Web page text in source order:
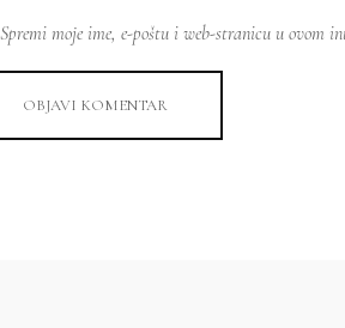
Spremi moje ime, e-poštu i web-stranicu u ovom
OBJAVI KOMENTAR